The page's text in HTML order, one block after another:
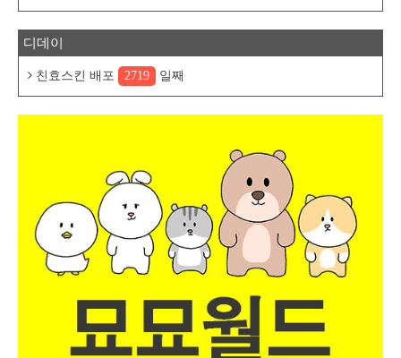
디데이
친효스킨 배포 2719 일째